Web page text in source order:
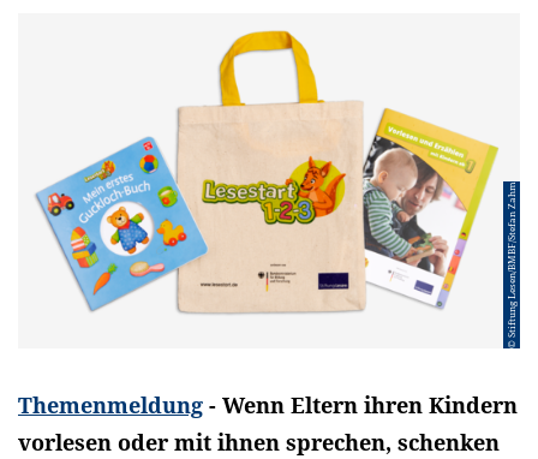
© Stiftung Lesen/BMBF/Stefan Zahm
Themenmeldung - Wenn Eltern ihren Kindern
vorlesen oder mit ihnen sprechen, schenken